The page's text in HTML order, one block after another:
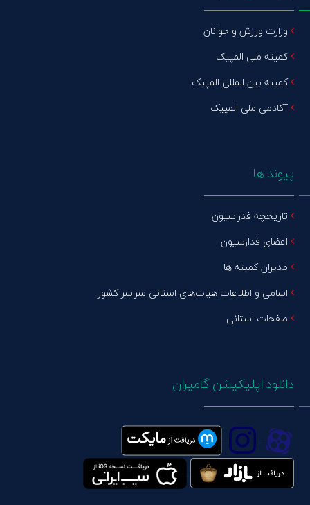
وزارت ورزش و جوانان
کمیته ملی المپیک
کمیته بین المللی المپیک
آکادمی ملی المپیک
پیوند ها
تاریخچه فدراسیون
اعضای فدارسیون
مدیران کمیته ها
اسامی و اطلاعات هیات‌های استانی سراسر کشور
صفحات استانی
دانلود اپلیکیشن گامیران